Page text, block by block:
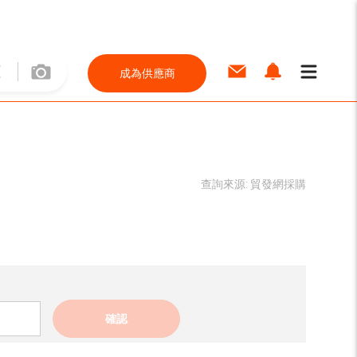
成為供應商
查詢來源: 貿發網採購
確認